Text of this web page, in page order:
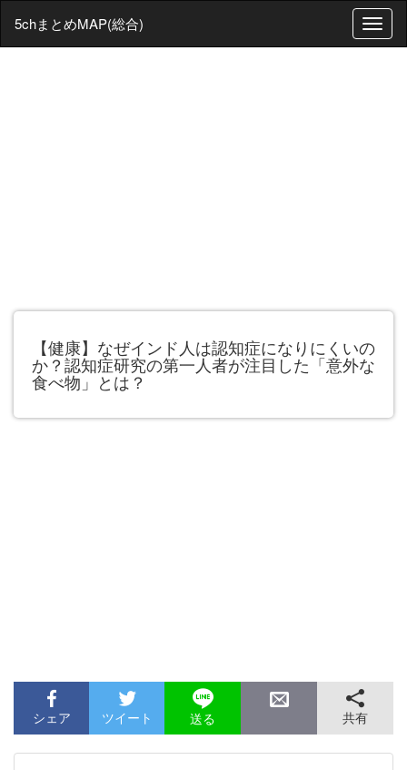
T
o
5chまとめMAP(総合)
【健康】なぜインド人は認知症になりにくいの
か？認知症研究の第一人者が注目した「意外な
食べ物」とは？
シェア ツイート 送る 共有